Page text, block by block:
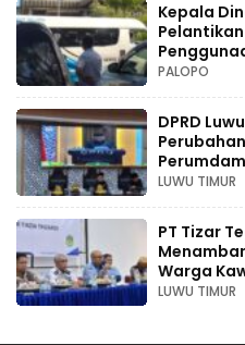
Kepala
PALOPO
DPRD
Rp131,68
LUWU TIMUR
PT Tizar
Warga
Kerja Lokal
LUWU TIMUR